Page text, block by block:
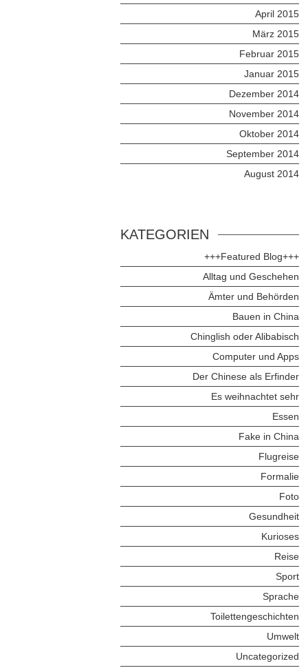
April 2015
März 2015
Februar 2015
Januar 2015
Dezember 2014
November 2014
Oktober 2014
September 2014
August 2014
KATEGORIEN
+++Featured Blog+++
Alltag und Geschehen
Ämter und Behörden
Bauen in China
Chinglish oder Alibabisch
Computer und Apps
Der Chinese als Erfinder
Es weihnachtet sehr
Essen
Fake in China
Flugreise
Formalie
Foto
Gesundheit
Kurioses
Reise
Sport
Sprache
Toilettengeschichten
Umwelt
Uncategorized